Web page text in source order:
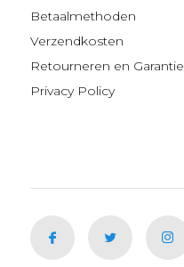
Betaalmethoden
Verzendkosten
Retourneren en Garantie
Privacy Policy